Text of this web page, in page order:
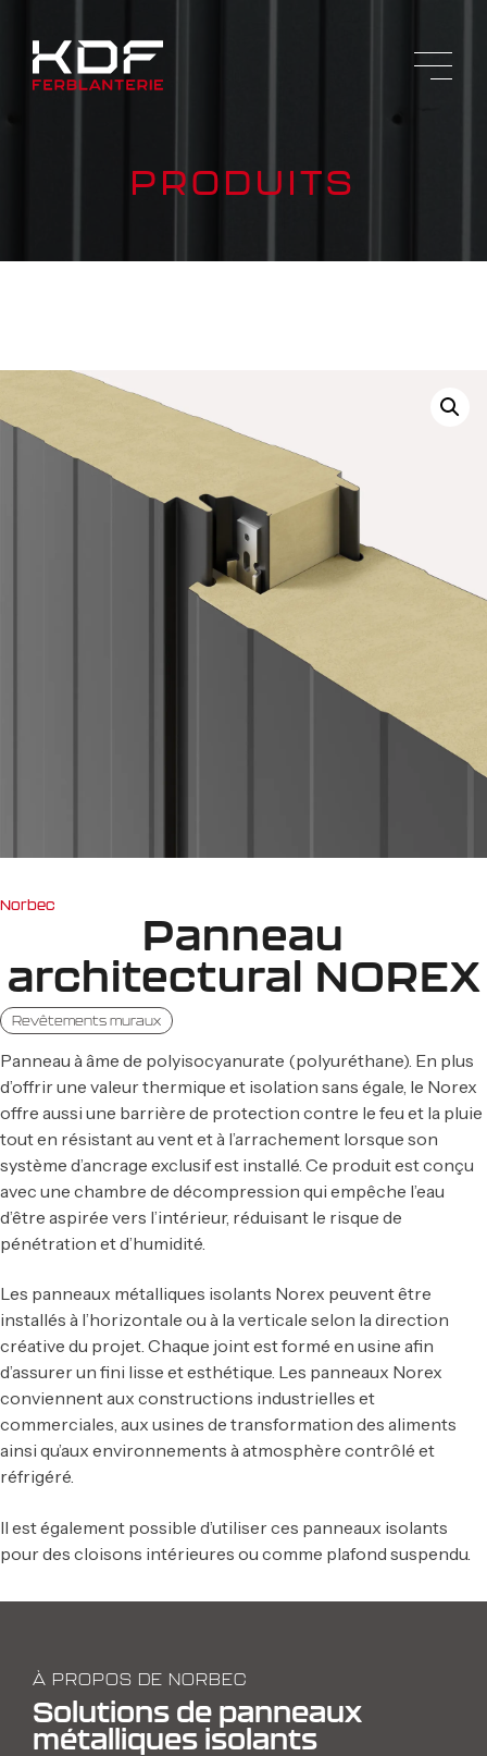
PRODUITS
Norbec
Panneau
architectural NOREX
Revêtements muraux
Panneau à âme de polyisocyanurate (polyuréthane). En plus
d’offrir une valeur thermique et isolation sans égale, le Norex
offre aussi une barrière de protection contre le feu et la pluie
tout en résistant au vent et à l’arrachement lorsque son
système d’ancrage exclusif est installé. Ce produit est conçu
avec une chambre de décompression qui empêche l’eau
d’être aspirée vers l’intérieur, réduisant le risque de
pénétration et d’humidité.
Les panneaux métalliques isolants Norex peuvent être
installés à l’horizontale ou à la verticale selon la direction
créative du projet. Chaque joint est formé en usine afin
d’assurer un fini lisse et esthétique. Les panneaux Norex
conviennent aux constructions industrielles et
commerciales, aux usines de transformation des aliments
ainsi qu’aux environnements à atmosphère contrôlé et
réfrigéré.
Il est également possible d’utiliser ces panneaux isolants
pour des cloisons intérieures ou comme plafond suspendu.
À PROPOS DE NORBEC
Solutions de panneaux
métalliques isolants